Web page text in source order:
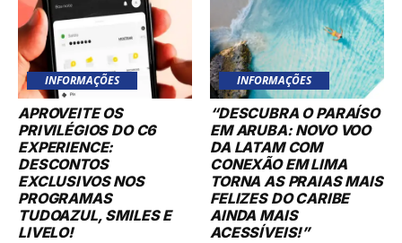
INFORMAÇÕES
APROVEITE OS
PRIVILÉGIOS DO C6
EXPERIENCE:
DESCONTOS
EXCLUSIVOS NOS
PROGRAMAS
TUDOAZUL, SMILES E
LIVELO!
INFORMAÇÕES
“DESCUBRA O PARAÍSO
EM ARUBA: NOVO VOO
DA LATAM COM
CONEXÃO EM LIMA
TORNA AS PRAIAS MAIS
FELIZES DO CARIBE
AINDA MAIS
ACESSÍVEIS!”